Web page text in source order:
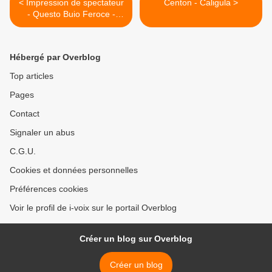
< Impression de spectateur
- Questo Buio Feroce -
Mouvement
Centon - Caligula >
Hébergé par Overblog
Top articles
Pages
Contact
Signaler un abus
C.G.U.
Cookies et données personnelles
Préférences cookies
Voir le profil de i-voix sur le portail Overblog
Créer un blog sur Overblog
Créer un blog